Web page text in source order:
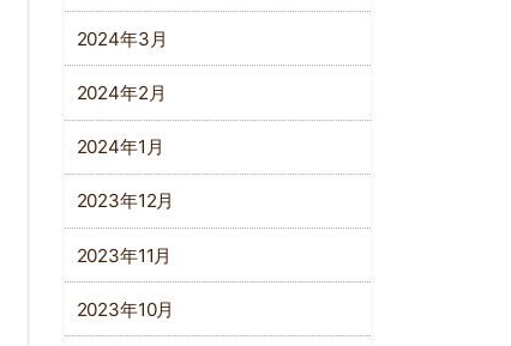
2024年3月
2024年2月
2024年1月
2023年12月
2023年11月
2023年10月